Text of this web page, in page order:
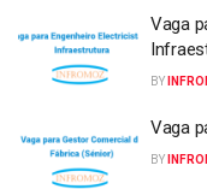
Vaga
BY
Vaga
BY